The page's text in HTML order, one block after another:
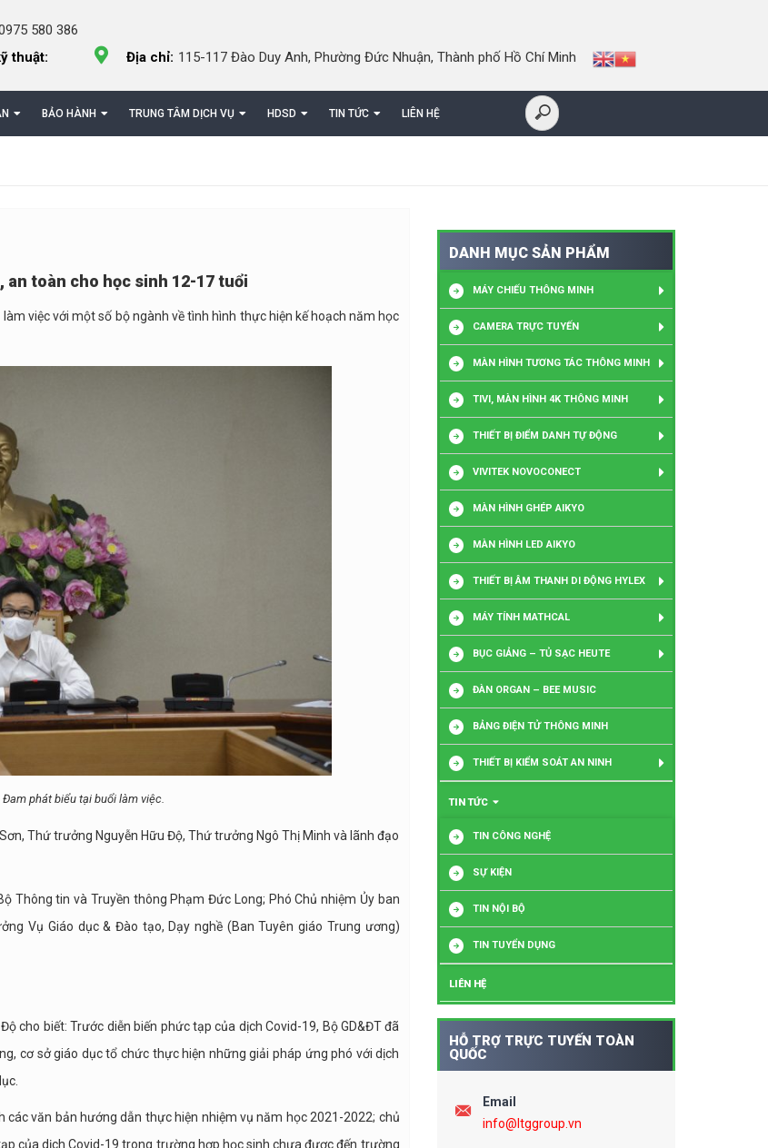
580 386
thuật:
Địa chỉ: 115-117 Đào Duy Anh, Phường Đức Nhuận, Thành phố Hồ Chí Minh
BẢO HÀNH TRUNG TÂM DỊCH VỤ HDSD TIN TỨC LIÊN HỆ
an toàn cho học sinh 12-17 tuổi
việc với một số bộ ngành về tình hình thực hiện kế hoạch năm học
phát biểu tại buổi làm việc.
Thứ trưởng Nguyễn Hữu Độ, Thứ trưởng Ngô Thị Minh và lãnh đạo
Thông tin và Truyền thông Phạm Đức Long; Phó Chủ nhiệm Ủy ban
Vụ Giáo dục & Đào tạo, Dạy nghề (Ban Tuyên giáo Trung ương)
cho biết: Trước diễn biến phức tạp của dịch Covid-19, Bộ GD&ĐT đã
cơ sở giáo dục tổ chức thực hiện những giải pháp ứng phó với dịch
văn bản hướng dẫn thực hiện nhiệm vụ năm học 2021-2022; chủ
của dịch Covid-19 trong trường hợp học sinh chưa được đến trường
DANH MỤC SẢN PHẨM
MÁY CHIẾU THÔNG MINH
CAMERA TRỰC TUYẾN
MÀN HÌNH TƯƠNG TÁC THÔNG MINH
TIVI, MÀN HÌNH 4K THÔNG MINH
THIẾT BỊ ĐIỂM DANH TỰ ĐỘNG
VIVITEK NOVOCONECT
MÀN HÌNH GHÉP AIKYO
MÀN HÌNH LED AIKYO
THIẾT BỊ ÂM THANH DI ĐỘNG HYLEX
MÁY TÍNH MATHCAL
BỤC GIẢNG – TỦ SẠC HEUTE
ĐÀN ORGAN – BEE MUSIC
BẢNG ĐIỆN TỬ THÔNG MINH
THIẾT BỊ KIỂM SOÁT AN NINH
TIN TỨC
TIN CÔNG NGHỆ
SỰ KIỆN
TIN NỘI BỘ
TIN TUYỂN DỤNG
LIÊN HỆ
HỖ TRỢ TRỰC TUYẾN TOÀN
QUỐC
Email
info@ltggroup.vn